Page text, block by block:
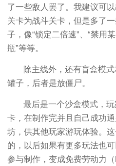
了一些敌人罢了。我建议可
关卡为战斗关卡，但是多了
子，像“锁定二倍速”、“禁用
瓶”等等。
除主线外，还有盲盒模
罐子，后者是放僵尸。
最后是一个沙盒模式，
卡，在制作完并且自己成功
坊，供其他玩家游玩体验。
的，以后如果有更多玩法也
参与制作，变成免费劳动力